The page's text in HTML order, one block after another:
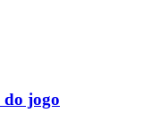
do jogo